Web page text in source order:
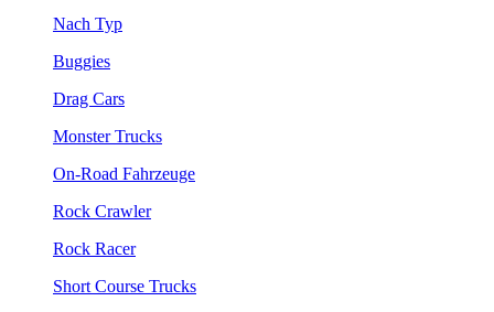
Nach Typ
Buggies
Drag Cars
Monster Trucks
On-Road Fahrzeuge
Rock Crawler
Rock Racer
Short Course Trucks